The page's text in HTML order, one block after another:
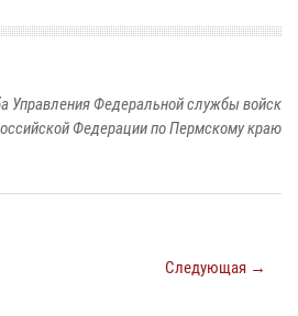
Управления Федеральной службы войск
Федерации по Пермскому краю
Следующая →